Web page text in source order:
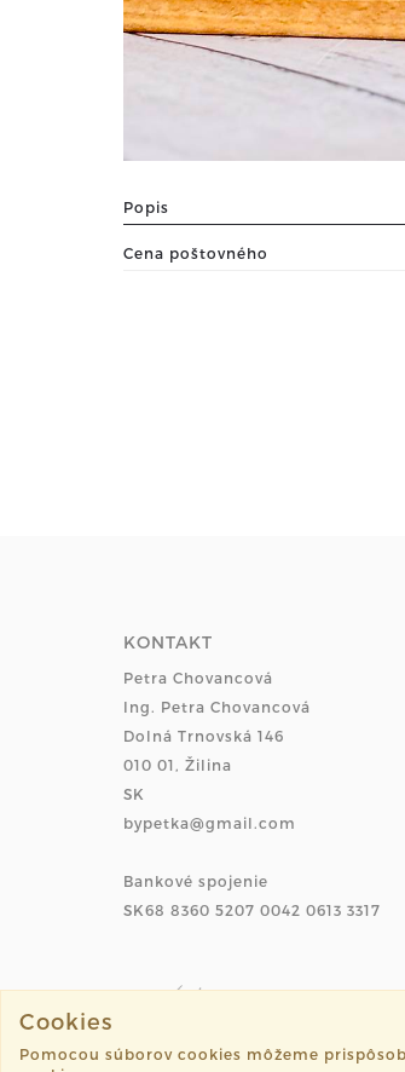
Popis
Cena poštovného
KONTAKT
Petra Chovancová
Ing. Petra Chovancová
Dolná Trnovská 146
010 01, Žilina
SK
bypetka@gmail.com
Bankové spojenie
SK68 8360 5207 0042 0613 3317
©2026 petka.sk všetky práva
Cookies
Pomocou súborov cookies môžeme